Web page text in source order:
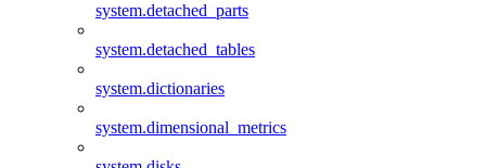
system.detached_parts
system.detached_tables
system.dictionaries
system.dimensional_metrics